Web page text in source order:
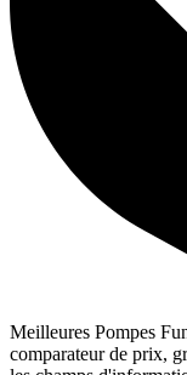
Meilleures Pompes
comparateur de prix,